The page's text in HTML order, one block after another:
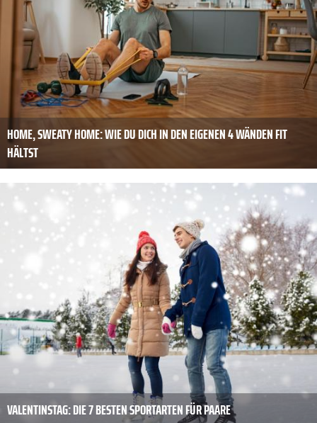
HOME, SWEATY HOME: WIE DU DICH IN DEN EIGENEN 4 WÄNDEN FIT
HÄLTST
VALENTINSTAG: DIE 7 BESTEN SPORTARTEN FÜR PAARE